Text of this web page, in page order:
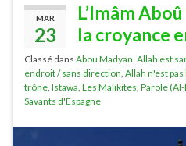
MAR
23
L’Imâm
la croyance
Classé dans Abou Madyan Allah est
endroit / sans direction Allah n'est
trône Istawa Les Malikites Parole
Savants d'Espagne